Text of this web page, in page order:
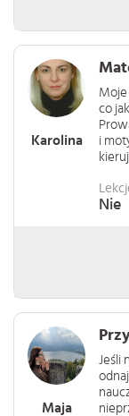
Karolina
Moje
co
i
Nie
Maja
Jeśli